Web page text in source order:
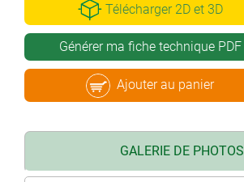
Télécharger 2D et 3D
Générer ma fiche technique PDF
Ajouter au panier
GALERIE DE PHOTOS